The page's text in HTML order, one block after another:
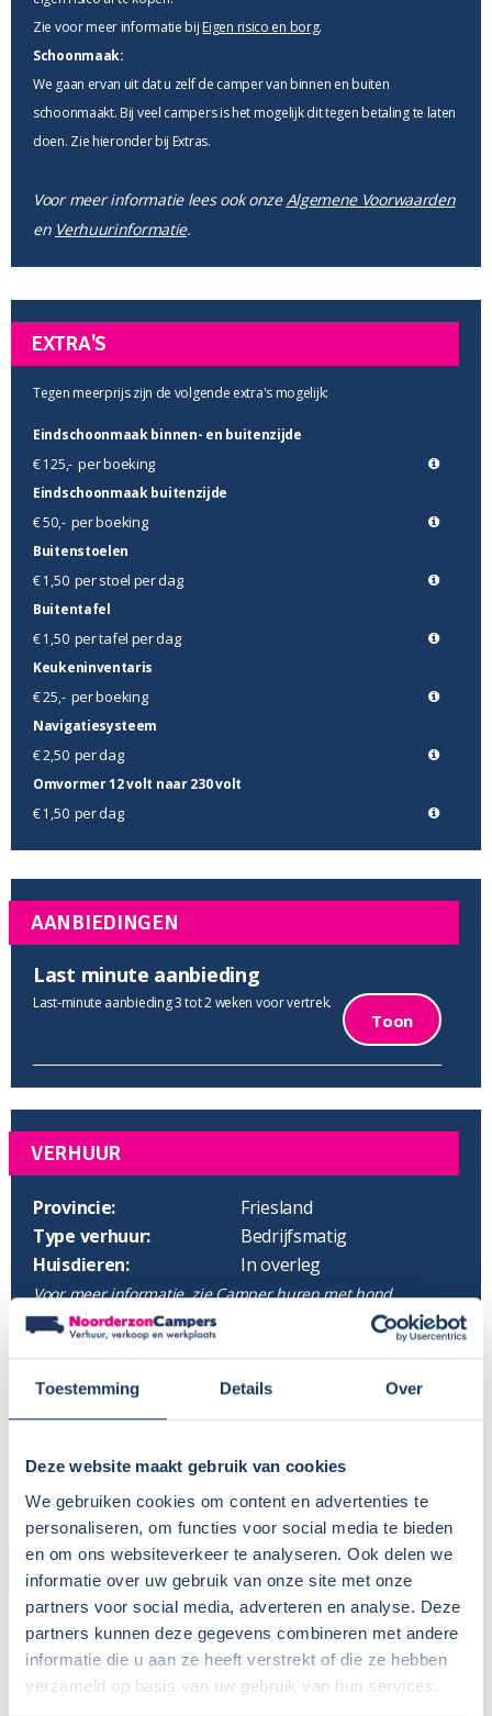
Toestemming Details Over
Deze website maakt gebruik van cookies
We gebruiken cookies om content en advertenties te
personaliseren, om functies voor social media te bieden
en om ons websiteverkeer te analyseren. Ook delen we
informatie over uw gebruik van onze site met onze
partners voor social media, adverteren en analyse. Deze
partners kunnen deze gegevens combineren met andere
informatie die u aan ze heeft verstrekt of die ze hebben
verzameld op basis van uw gebruik van hun services.
Zie voor meer informatie bij Eigen risico en borg.
Schoonmaak:
We gaan ervan uit dat u zelf de camper van binnen en buiten
schoonmaakt. Bij veel campers is het mogelijk dit tegen betaling te laten
doen. Zie hieronder bij Extras.
Voor meer informatie lees ook onzeAlgemene Voorwaarden
en Verhuurinformatie.
EXTRA'S
Tegen meerprijs zijn de volgende extra's mogelijk:
Eindschoonmaak binnen- en buitenzijde
€ 125,-per boeking
Eindschoonmaak buitenzijde
€ 50,- per boeking
Buitenstoelen
€ 1,50 per stoel per dag
Buitentafel
€ 1,50 per tafel per dag
Keukeninventaris
€ 25,- per boeking
Navigatiesysteem
€ 2,50 per dag
Omvormer 12 volt naar 230 volt
€ 1,50 per dag
AANBIEDINGEN
Last minute aanbieding
Last-minute aanbieding 3 tot 2 weken voor vertrek.
Toon
VERHUUR
Provincie:
Friesland
Type verhuur:
Bedrijfsmatig
Huisdieren:
In overleg
Voor meer informatie, zieCamper huren met hond
BTW aftrekbaar?:
Standaard haaltijd:
16.00 uur
Parkeren eigen auto:
Op terrein verhuurder
CAMPER
Bouwjaar:
Onderstel:
Fiat Ducato
Motor:
140 pk